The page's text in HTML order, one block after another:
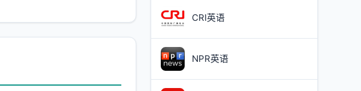
CRI英语
NPR英语